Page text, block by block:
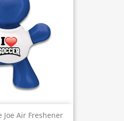
Joe Air Freshener